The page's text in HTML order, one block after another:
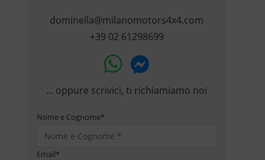
dominella@milanomotors4x4.com
+39 02 61298699
... oppure scrivici, ti richiamiamo noi
Nome e Cognome*
Email*